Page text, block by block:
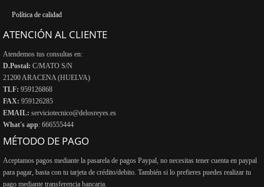
Política de calidad
ATENCIÓN AL CLIENTE
Atendemos tus consultas en:
D.Postal: C/MATO S/N
21200 ARACENA (HUELVA)
TLF: 959126868
FAX: 959126285
EMAIL: serviciotecnico@delosreyes.es
What's app: 666555444
MÉTODO DE PAGO
Aceptamos pagos mediante la pasarela de pagos Paypal, no necesitas tener cuenta en paypal
para pagar, basta con tu tarjeta de crédito/debito. También si lo prefieres puedes realizar tu
pago mediante transferencia bancaria.